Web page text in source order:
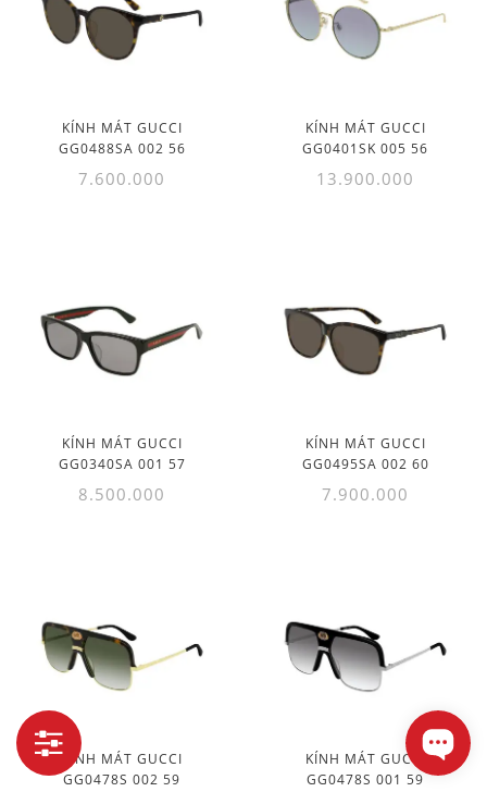
Chất liệu gọng Màu gọng
KÍNH MÁT GUCCI
GG0488SA 002 56
7.600.000
KÍNH MÁT GUCCI
GG0401SK 005 56
13.900.000
KÍNH MÁT GUCCI
GG0340SA 001 57
8.500.000
KÍNH MÁT GUCCI
GG0495SA 002 60
7.900.000
KÍNH MÁT GUCCI
GG0478S 002 59
KÍNH MÁT GUCCI
GG0478S 001 59